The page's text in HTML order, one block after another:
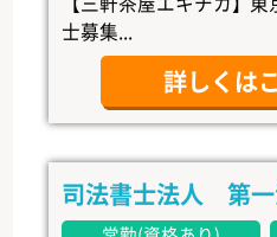
士募集...
詳しくは
司法書士法人 第